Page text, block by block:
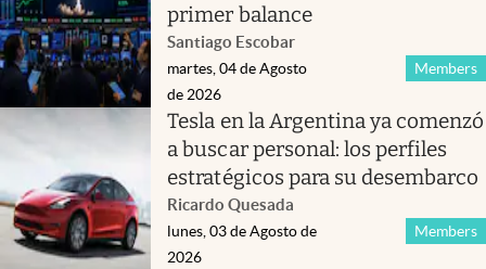
primer balance
Santiago Escobar
Members
martes, 04 de Agosto
de 2026
Tesla en la Argentina ya comenzó
a buscar personal: los perfiles
estratégicos para su desembarco
Ricardo Quesada
Members
lunes, 03 de Agosto de
2026